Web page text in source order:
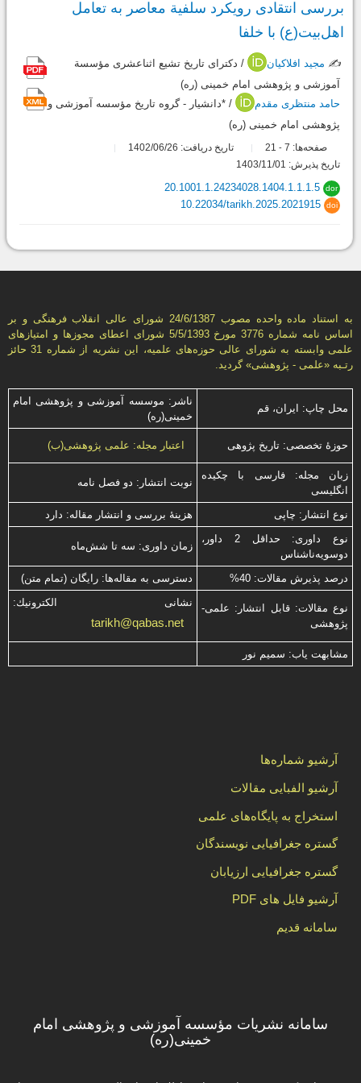
بررسی انتقادی رویکرد سلفیة معاصر به تعامل
اهل‌بیت(ع) با خلفا
✍️ مجید افلاکیان
/ دکترای تاریخ تشیع اثناعشری مؤسسة
آموزشی و پژوهشی امام خمینی (ره)
حامد منتظری مقدم
/ *دانشیار - گروه تاریخ مؤسسه آموزشی و
پژوهشی امام خمینی (ره)
صفحه‌ها: 7
-
تاریخ دریافت: 1402/06/26
تاریخ پذیرش: 1403/11/01
dor
20.1001.1.24234028.1404.1.1.1.5
doi
10.22034/tarikh.2025.2021915
به استناد ماده واحده مصوب 24/6/1387 شورای عالی انقلاب فرهنگی و بر
اساس نامه شماره 3776 مورخ 5/5/1393 شورای اعطای مجوزها و امتيازهای
علمی وابسته به شورای عالی حوزه‌های علميه، اين نشريه از شماره 31 حائز
رتـبه «علمی - پژوهشی» گرديد.
محل چاپ: ایران، قم
ناشر: موسسه آموزشی و پژوهشی امام
خمینی(ره)
حوزۀ تخصصی: تاریخ پژوهی اعتبار مجله: علمی پژوهشی(ب)
زبان مجله: فارسی با چكیده
انگلیسی
نوبت انتشار: دو فصل نامه
نوع انتشار: چاپی
هزینۀ بررسی و انتشار مقاله: دارد
نوع داوری: حداقل 2 داور،
دوسویه‌ناشناس
زمان داوری: سه تا شش‌ماه
درصد پذیرش مقالات: 40% دسترسی به مقاله‌ها: رایگان (تمام متن)
نوع مقالات: قابل انتشار: علمی-
پژوهشی
نشانی الكترونیك:
tarikh@qabas.net
مشابهت ياب: سميم نور
آرشیو شماره‌ها
آرشیو الفبایی مقالات
استخراج به پایگاه‌های علمی
گستره جغرافیایی نویسندگان
گستره جغرافیایی ارزیابان
آرشیو فایل های PDF
سامانه قدیم
سامانه نشریات مؤسسه آموزشی و پژوهشی امام
خمینی(ره)